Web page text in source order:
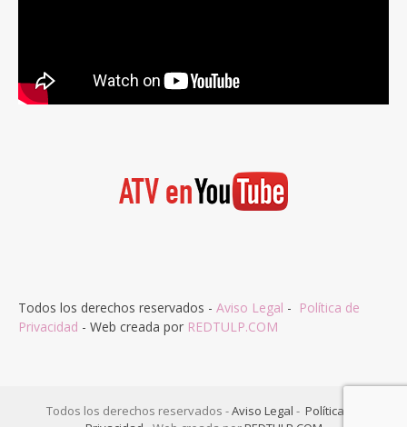
Todos los derechos reservados - Aviso Legal - Política de
Privacidad - Web creada por REDTULP.COM
Todos los derechos reservados -Aviso Legal - Política de